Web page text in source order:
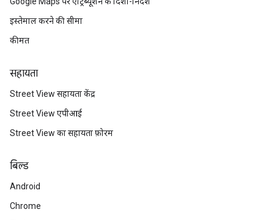
इस्तेमाल करने की सीमा
कीमत
सहायता
Street View सहायता केंद्र
Street View एपीआई
Street View का सहायता फ़ोरम
बिल्ड
Android
Chrome